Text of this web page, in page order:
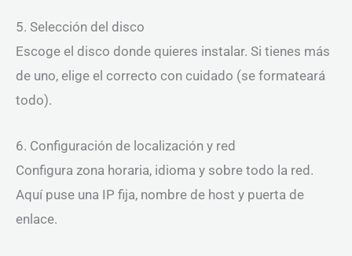
5. Selección del disco
Escoge el disco donde quieres instalar. Si tienes más
de uno, elige el correcto con cuidado (se formateará
todo).
6. Configuración de localización y red
Configura zona horaria, idioma y sobre todo la red.
Aquí puse una IP fija, nombre de host y puerta de
enlace.